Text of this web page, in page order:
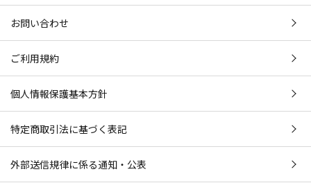
お問い合わせ
ご利用規約
個人情報保護基本方針
特定商取引法に基づく表記
外部送信規律に係る通知・公表